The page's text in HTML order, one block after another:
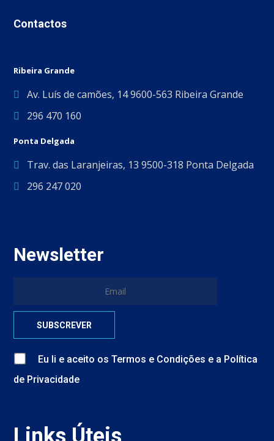
Contactos
Ribeira Grande
Av. Luís de camões, 14 9600-563 Ribeira Grande
296 470 160
Ponta Delgada
Trav. das Laranjeiras, 13 9500-318 Ponta Delgada
296 247 020
Newsletter
Eu li e aceito osTermos e Condições e a Política
de Privacidade